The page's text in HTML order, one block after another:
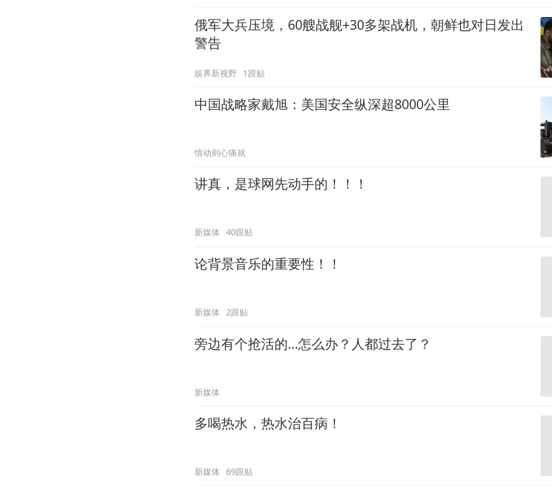
俄军大兵压境，60艘战舰+30多架战机，朝鲜也对日发出
警告
娱界新视野 1跟贴
中国战略家戴旭：美国安全纵深超8000公里
情动则心痛就
讲真，是球网先动手的！！！
新媒体 40跟贴
论背景音乐的重要性！！
新媒体 2跟贴
旁边有个抢活的…怎么办？人都过去了？
新媒体
多喝热水，热水治百病！
新媒体 69跟贴